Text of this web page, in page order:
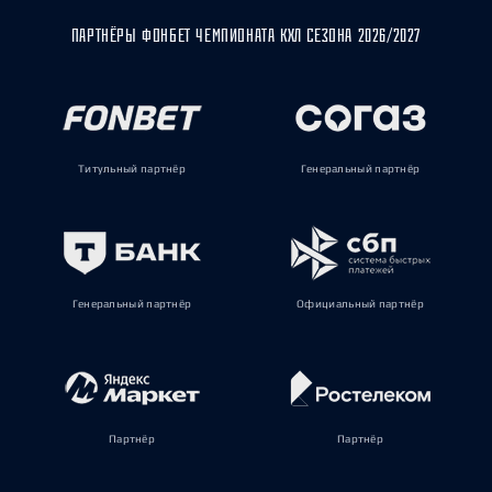
ПАРТНЁРЫ ФОНБЕТ ЧЕМПИОНАТА КХЛ СЕЗОНА 2026/2027
Титульный партнёр Генеральный партнёр
Генеральный партнёр Официальный партнёр
Партнёр Партнёр